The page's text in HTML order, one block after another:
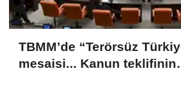
TBMM’de “Terörsüz
mesaisi... Kanun teklifinin